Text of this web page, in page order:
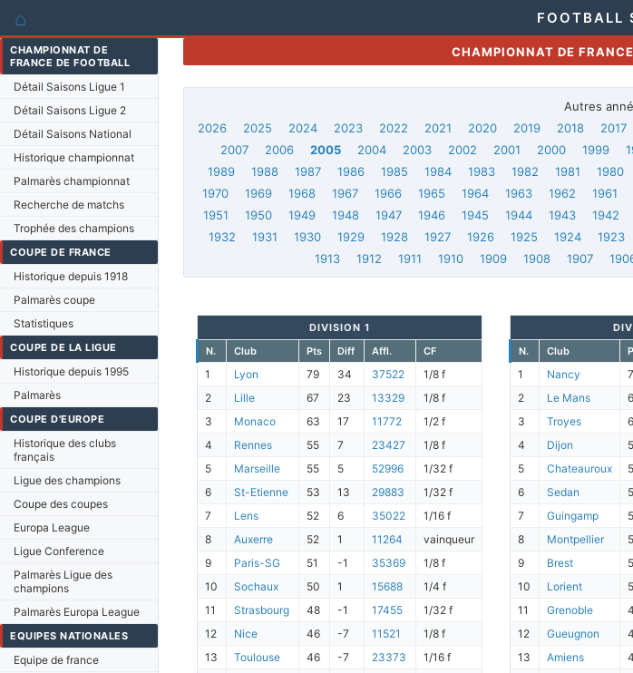
⌂ FOOTBALL
CHAMPIONNAT DE
FRANCE DE FOOTBALL
Détail Saisons Ligue 1
Détail Saisons Ligue 2
Détail Saisons National
Historique championnat
Palmarès championnat
Recherche de matchs
Trophée des champions
COUPE DE FRANCE
Historique depuis 1918
Palmarès coupe
Statistiques
COUPE DE LA LIGUE
Historique depuis 1995
Palmarès
COUPE D'EUROPE
Historique des clubs
français
Ligue des champions
Coupe des coupes
Europa League
Ligue Conference
Palmarès Ligue des
champions
Palmarès Europa League
EQUIPES NATIONALES
Equipe de france
CHAMPIONNAT DE
Autres
2026
2025 2024 2023 2022 2021 2020 2019 2018 2017
2007
2006 2005 2004 2003 2002 2001 2000 1999
1989
1988 1987 1986 1985 1984 1983 1982 1981 1980
1970
1969 1968 1967 1966 1965 1964 1963 1962 1961
1951
1950 1949 1948 1947 1946 1945 1944 1943 1942
1932
1931 1930 1929 1928 1927 1926 1925 1924 1923
1913
1912 1911 1910 1909 1908 1907
DIVISION 1
N.
Club Pts Diff Affl. CF
1 Lyon 79 34 37522
1/8 f
2
Lille 67 23 13329
1/8 f
3
Monaco 63 17 11772
1/2 f
4
Rennes 55 7 23427
1/8 f
5
Marseille 55 5 52996
1/32 f
6
St-Etienne 53 13 29883
1/32 f
7
Lens 52 6 35022
1/16 f
8
Auxerre 52 1 11264
vainqueur
9
Paris-SG 51 -1 35369
1/8 f
10
Sochaux 50 1 15688
1/4 f
11
Strasbourg 48 -1 17455
1/32 f
12
Nice 46 -7 11521
1/8 f
13
Toulouse 46 -7 23373 1/16 f
N.
Club
1 Nancy
2
Le Mans
3
Troyes
4
Dijon
5
Chateauroux
6
Sedan
7
Guingamp
8
Montpellier
9
Brest
10
Lorient
11
Grenoble
12
Gueugnon
13
Amiens